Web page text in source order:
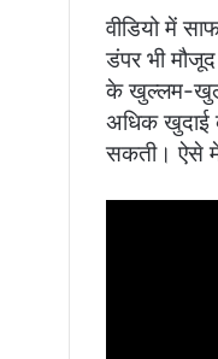
वीडियो में
डंपर भी
के खुल्लम-
अधिक खुदाई
सकती। ऐसे